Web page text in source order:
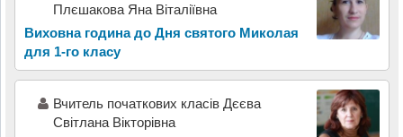
Плєшакова Яна Віталіївна
Виховна година до Дня святого Миколая
для 1-го класу
Вчитель початкових класів Дєєва
Світлана Вікторівна